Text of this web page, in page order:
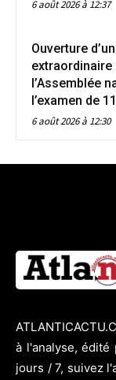
6 août 2026 à 12:37
Ouverture
extraordinaire
l’Assemblée
l’examen de
6 août 2026 à 12:30
à l'analyse, édité
jours / 7, suivez